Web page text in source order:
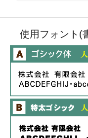
使用フォント(